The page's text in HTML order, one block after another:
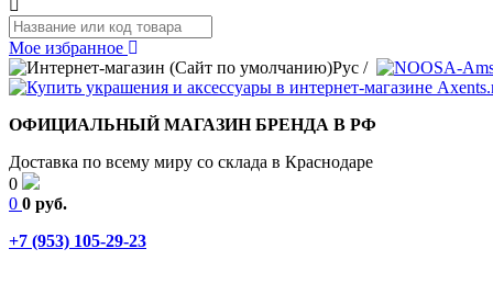
Мое избранное
Рус /
ОФИЦИАЛЬНЫЙ МАГАЗИН БРЕНДА В РФ
Доставка по всему миру со склада в Краснодаре
0
0 0 руб.
+7 (953) 105-29-23